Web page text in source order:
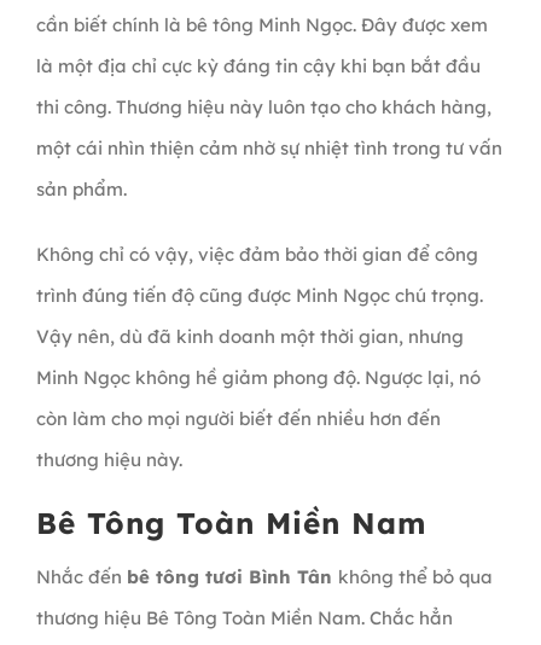
cần biết chính là bê tông Minh Ngọc. Đây được xem
là một địa chỉ cực kỳ đáng tin cậy khi bạn bắt đầu
thi công. Thương hiệu này luôn tạo cho khách hàng,
một cái nhìn thiện cảm nhờ sự nhiệt tình trong tư vấn
sản phẩm.
Không chỉ có vậy, việc đảm bảo thời gian để công
trình đúng tiến độ cũng được Minh Ngọc chú trọng.
Vậy nên, dù đã kinh doanh một thời gian, nhưng
Minh Ngọc không hề giảm phong độ. Ngược lại, nó
còn làm cho mọi người biết đến nhiều hơn đến
thương hiệu này.
Bê Tông Toàn Miền Nam
Nhắc đến bê tông tươi Bình Tân không thể bỏ qua
thương hiệu Bê Tông Toàn Miền Nam. Chắc hẳn